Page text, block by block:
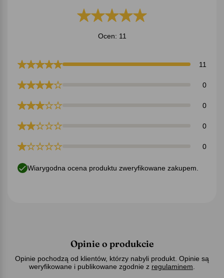
Ocen: 11
11
0
0
0
0
Wiarygodna ocena produktu zweryfikowane zakupem.
Opinie o produkcie
Opinie pochodzą od klientów, którzy nabyli produkt. Opinie są
weryfikowane i publikowane zgodnie z regulaminem